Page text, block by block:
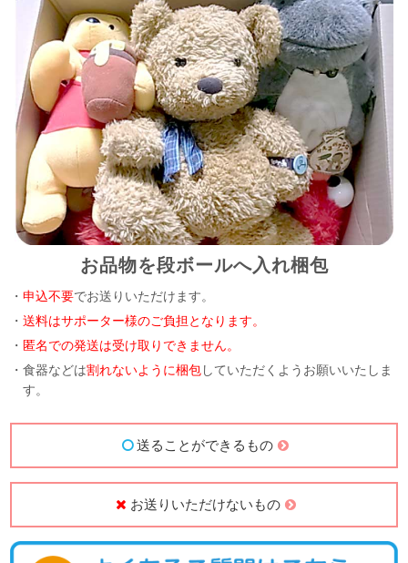
お品物を段ボールへ入れ梱包
・申込不要でお送りいただけます。
・送料はサポーター様のご負担となります。
・ 匿名での発送は受け取りできません。
・食器などは割れないように梱包していただくようお願いいたしま
す。
送ることができるもの
お送りいただけないもの